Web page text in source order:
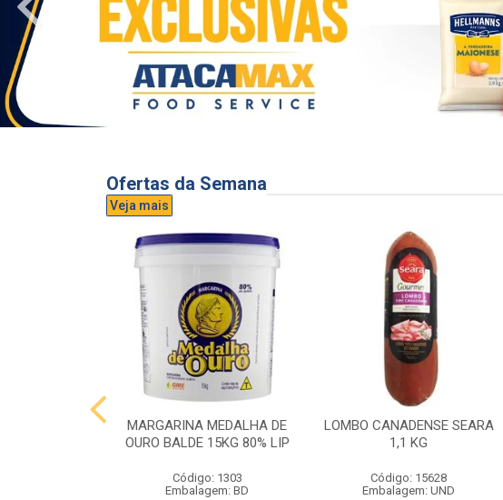
Ofertas da Semana
Veja mais
MARGARINA MEDALHA DE
OURO BALDE 15KG 80% LIP
Código: 1303
Embalagem: BD
LOMBO CANADENSE SEARA
1,1 KG
Código: 15628
Embalagem: UND